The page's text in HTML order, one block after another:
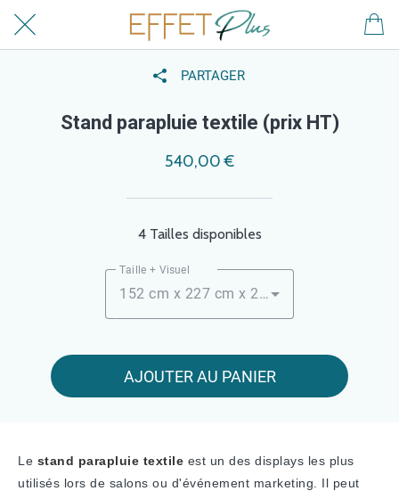
PARTAGER
Stand parapluie textile (prix HT)
540,00 €
4 Tailles disponibles
Taille + Visuel
152 cm x 227 cm x 29,5 cm (2 x 3)
AJOUTER AU PANIER
Le stand parapluie textile est un des displays les plus
utilisés lors de salons ou d'événement marketing. Il peut